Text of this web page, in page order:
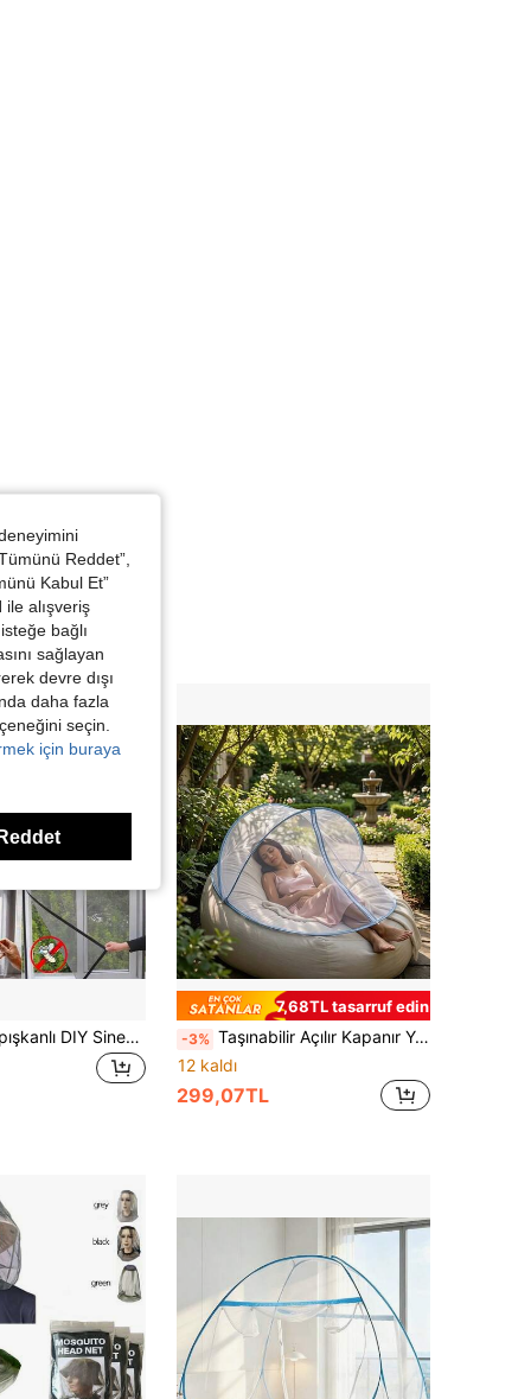
Kendinden Yapışkanlı DIY Sineklik Pencere Tülü, Bahçe Pencereleri İçin Böcek ve Sinek Önleyici File Perde
7,68TL tasarruf edin
-3% Taşınabilir Açılır Kapanır Yatak Cibinliği, Katlanabilir File Yatak Örtüsü, İç Mekan Yatak Odası ve Dış Mekan Kamp İçin Kolay Kurulumlu Cibinlik
12 kaldı
299,07TL
Reddet”,
Kabul Et”
alışveriş
bağlı
sağlayan
devre dışı
daha fazla
seçin.
için buraya